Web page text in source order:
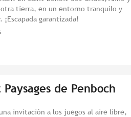
tierra, en un entorno tranquilo y
garantizada!
de Penboch
invitación a los juegos al aire libre,